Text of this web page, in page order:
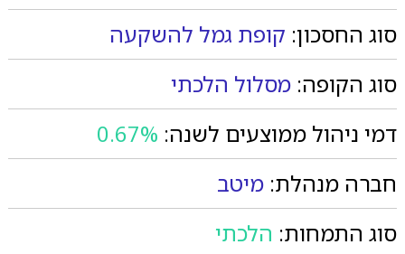
סוג החסכון: קופת גמל להשקעה
סוג הקופה: מסלול הלכתי
דמי ניהול ממוצעים לשנה: 0.67%
חברה מנהלת: מיטב
סוג התמחות: הלכתי